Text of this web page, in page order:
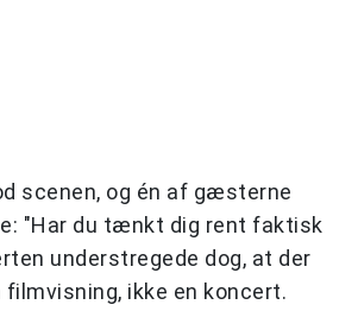
scenen, og én af gæsterne
"Har du tænkt dig rent faktisk
understregede dog, at der
filmvisning, ikke en koncert.